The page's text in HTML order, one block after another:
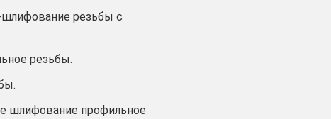
шлифование резьбы с
резьбы.
шлифование профильное